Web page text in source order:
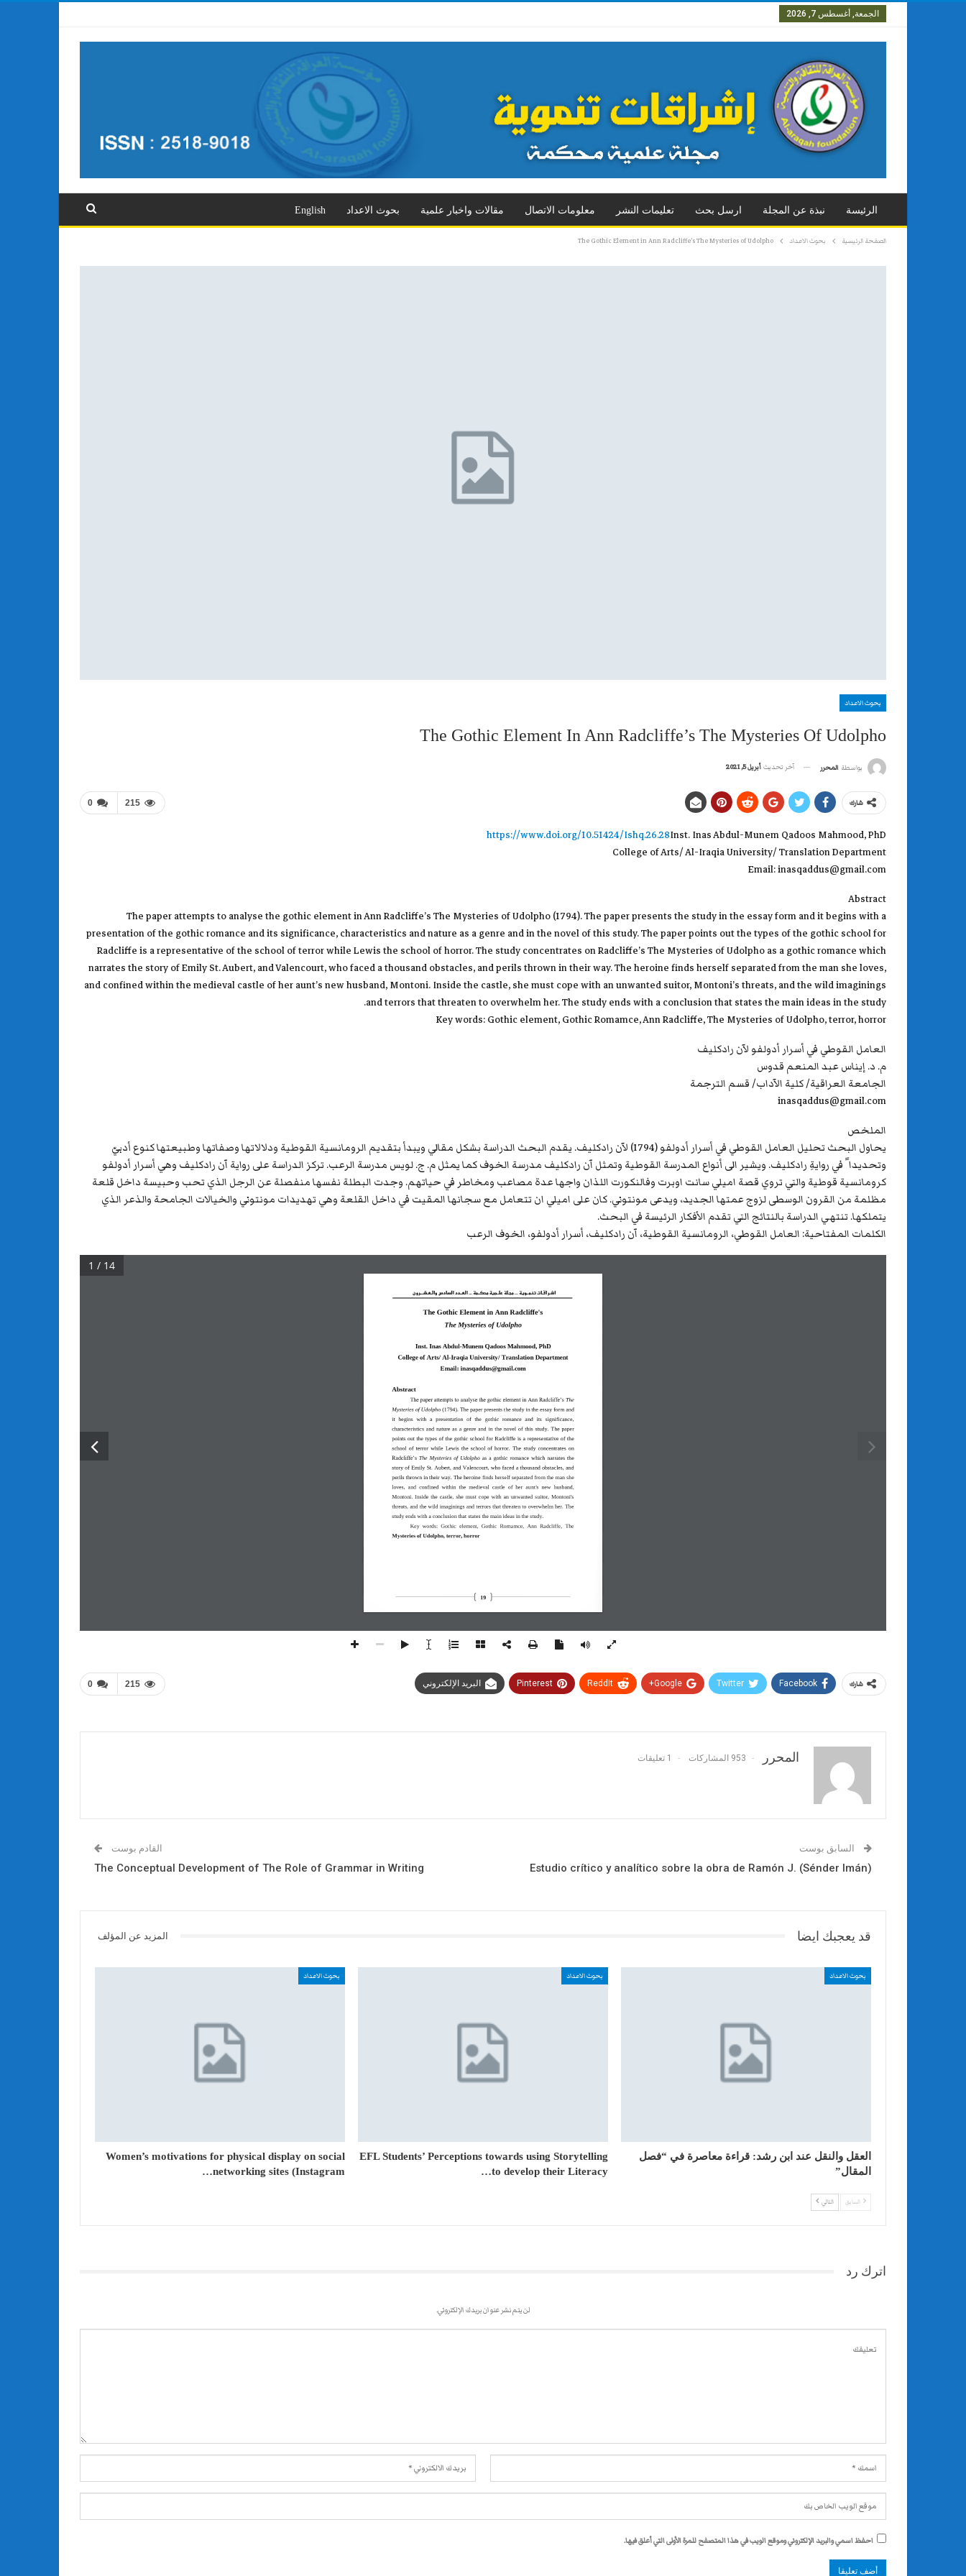
الجمعة, أغسطس 7, 2026
الرئيسة نبذة عن المجلة ارسل بحث تعليمات النشر معلومات الاتصال مقالات واخبار علمية بحوث الاعداد English
الصفحة الرئيسية بحوث الاعداد The Gothic Element in Ann Radcliffe’s The Mysteries of Udolpho
بحوث الاعداد
The Gothic Element In Ann Radcliffe’s The Mysteries Of Udolpho
بواسطة المحرر آخر تحديث أبريل 5, 2021
0 215 شارك
https://www.doi.org/10.51424/Ishq.26.28Inst. Inas Abdul-Munem Qadoos Mahmood, PhD
College of Arts/ Al-Iraqia University/ Translation Department
Email: inasqaddus@gmail.com
Abstract
The paper attempts to analyse the gothic element in Ann Radcliffe’s The Mysteries of Udolpho (1794). The paper presents the study in the essay form and it begins with a
presentation of the gothic romance and its significance, characteristics and nature as a genre and in the novel of this study. The paper points out the types of the gothic school for
Radcliffe is a representative of the school of terror while Lewis the school of horror. The study concentrates on Radcliffe’s The Mysteries of Udolpho as a gothic romance which
narrates the story of Emily St. Aubert, and Valencourt, who faced a thousand obstacles, and perils thrown in their way. The heroine finds herself separated from the man she loves,
and confined within the medieval castle of her aunt’s new husband, Montoni. Inside the castle, she must cope with an unwanted suitor, Montoni’s threats, and the wild imaginings
and terrors that threaten to overwhelm her. The study ends with a conclusion that states the main ideas in the study.
Key words: Gothic element, Gothic Romamce, Ann Radcliffe, The Mysteries of Udolpho, terror, horror
العامل القوطي في أسرار أدولفو لآن رادكليف
م. د. إيناس عبد المنعم قدوس
الجامعة العراقية/ كلية الآداب/ قسم الترجمة
inasqaddus@gmail.com
الملخص
يحاول البحث تحليل العامل القوطي في أسرار أدولفو (1794) لآن رادكليف. يقدم البحث الدراسة بشكل مقالي ويبدأ بتقديم الرومانسية القوطية ودلالاتها وصفاتها وطبيعتها كنوع أدبيّ
وتحديدا ً في روايةِ رادكليف. ويشير الى أنواع المدرسة القوطية وتمثل آن رادكليف مدرسة الخوف كما يمثل م. ج. لويس مدرسة الرعب. تركز الدراسة على رواية آن رادكليف وهي أسرار أدولفو
كرومانسية قوطية والتي تروي قصة اميلي سانت اوبرت وفالنكورت اللذان واجها عدة مصاعب ومخاطر في حياتهم. وجدت البطلة نفسها منفصلة عن الرجل الذي تحب وحبيسة داخل قلعة
مظلمة من القرون الوسطى لزوج عمتها الجديد، ويدعى مونتوني. كان على اميلي ان تتعامل مع سجانها المقيت في داخل القلعة وهي تهديدات مونتوني والخيالات الجامحة والذعر الذي
يتملكها. تنتهي الدراسة بالنتائج التي تقدم الأفكار الرئيسة في البحث.
الكلمات المفتاحية: العامل القوطي، الرومانسية القوطية، آن رادكليف، أسرار أدولفو، الخوف الرعب
اشـراقـات تنمــوية ... مجـلة صلــمية محكــمة ... العــدد السادس والـعـشـــرون
19
The Gothic Element in Ann Radcliffe's
The Mysteries of Udolpho
Inst. Inas Abdul-Munem Qadoos Mahmood, PhD
College of Arts/ Al- Iraqia University/ Translation Department
Email: inasqaddus@gmail.com
Abstract
The paper attempts to analyse the gothic element in Ann Radcliffe‟s The
Mysteries of Udolpho (1794). The paper presents the study in the essay form and
it begins with a presentation of the gothic romance and its significance,
characteristics  and  nature  as a  genre  and  in  the  novel  of  this  study. The  paper
points  out the  types  of the  gothic  school for  Radcliffe  is  a  representative  of  the
school  of  terror  while  Lewis  the  school  of  horror. The  study  concentrates  on
Radcliffe‟s The  Mysteries  of  Udolpho as  a  gothic  romance which  narrates  the
story of Emily St. Aubert, and Valencourt, who faced a thousand obstacles, and
perils thrown in their way. The heroine finds herself separated from the man she
loves,  and  confined  within  the  medieval  castle  of  her  aunt's  new  husband,
Montoni.  Inside  the  castle,  she  must  cope  with  an  unwanted  suitor,  Montoni's
threats, and the wild imaginings and terrors that threaten to overwhelm her. The
study ends with a conclusion that states the main ideas in the study.
Key  words: Gothic  element,  Gothic  Romamce,  Ann  Radcliffe,  The
Mysteries of Udolpho, terror, horror
1 / 14
0 215 شارك Facebook
Twitter
Google+
ReddIt
Pinterest البريد الإلكتروني
المحرر 953 المشاركات 1 تعليقات
السابق بوست
Estudio crítico y analítico sobre la obra de Ramón J. (Sénder Imán)
القادم بوست
The Conceptual Development of The Role of Grammar in Writing
قد يعجبك ايضا المزيد عن المؤلف
بحوث الاعداد
العقل والنقل عند ابن رشد: قراءة معاصرة في “فصل
المقال”
بحوث الاعداد
EFL Students’ Perceptions towards using Storytelling
to develop their Literacy…
بحوث الاعداد
Women’s motivations for physical display on social
networking sites (Instagram…
السابق التالي
اترك رد
لن يتم نشر عنوان بريدك الإلكتروني.
احفظ اسمي والبريد الإلكتروني وموقع الويب في هذا المتصفح للمرة الأولى التي أعلق فيها.